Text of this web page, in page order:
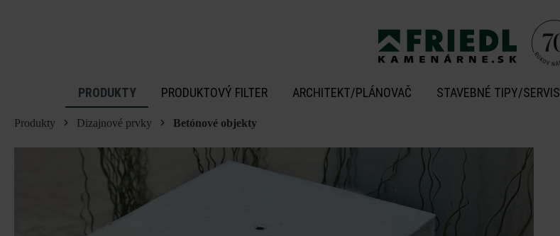
PRODUKTY PRODUKTOVÝ FILTER ARCHITEKT/PLÁNOVAČ STAVEBNÉ TIPY/SERVIS
Produkty Dizajnové prvky Betónové objekty